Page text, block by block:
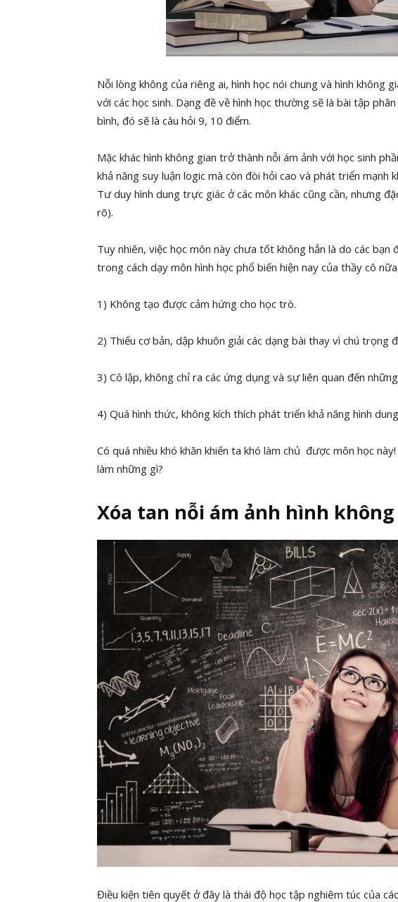
Nỗi lòng không của riêng ai, hình học nói chung và hình không
với các học sinh. Dạng đề về hình học thường sẽ là bài tập
bình, đó sẽ là câu hỏi 9, 10 điểm.
Mặc khác hình không gian trở thành nỗi ám ảnh với học sinh
khả năng suy luận logic mà còn đòi hỏi cao và phát triển mạnh
Tư duy hình dung trực giác ở các môn khác cũng cần, nhưng
rõ).
Tuy nhiên, việc học môn này chưa tốt không hẳn là do các
trong cách dạy môn hình học phổ biến hiện nay của thầy cô
1) Không tạo được cảm hứng cho học trò.
2) Thiếu cơ bản, dập khuôn giải các dạng bài thay vì chú trọng
3) Cô lập, không chỉ ra các ứng dụng và sự liên quan đến
4) Quá hình thức, không kích thích phát triển khả năng hình
Có quá nhiều khó khăn khiến ta khó làm chủ được môn học
làm những gì?
Xóa tan nỗi ám ảnh hình
Điều kiện tiên quyết ở đây là thái độ học tập nghiêm túc của